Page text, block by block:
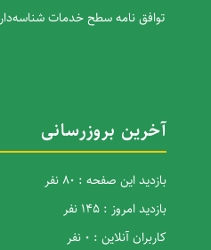
توافق نامه سطح خدمات شناسه‌دار
آخرین بروزرسانی
بازدید این صفحه : 80 نفر
بازدید امروز : 145 نفر
کاربران آنلاین : 0 نفر